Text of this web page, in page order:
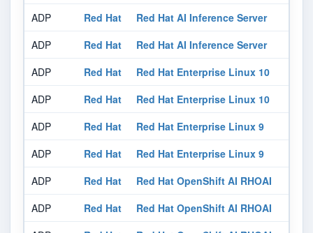
ADP
Red Hat
Red Hat AI Inference Server
ADP
Red Hat
Red Hat AI Inference Server
ADP
Red Hat
Red Hat Enterprise Linux 10
ADP
Red Hat
Red Hat Enterprise Linux 10
ADP
Red Hat
Red Hat Enterprise Linux 9
ADP
Red Hat
Red Hat Enterprise Linux 9
ADP
Red Hat
Red Hat OpenShift AI RHOAI
ADP
Red Hat
Red Hat OpenShift AI RHOAI